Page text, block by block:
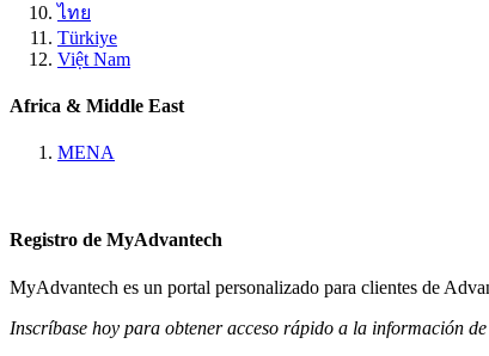
ไทย
Türkiye
Việt Nam
Africa & Middle East
MENA
Registro de MyAdvantech
MyAdvantech es un portal personalizado para clientes de
Inscríbase hoy para obtener acceso rápido a la información de